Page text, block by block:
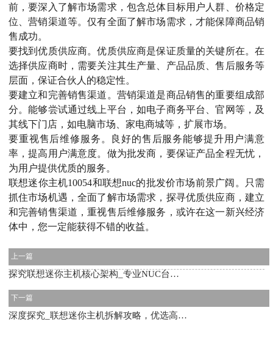
前，要深入了解市场需求，包含总体目标用户人群、价格定
位、营销渠道等。仅有全面了解市场需求，才能保障商品销
售成功。
要找到优质供应商。优质供应商是保证质量的关键所在。在
选择供应商时，需要关注其生产量、产品品质、售后服务等
层面，保证合伙人的稳定性。
要建立和完善销售渠道。营销渠道是商品销售的重要组成部
分。能够尝试通过线上平台，如电子商务平台、官网等，及
其线下门店，如电脑市场、家电商城等，扩展市场。
要重视售后维修服务。良好的售后服务能够提升用户满意
率，提高用户满意度。做为批发商，要保证产品全程无忧，
为用户提供优质的服务。
联想迷你主机10054和联想nuc的批发价市场前景广阔。只需
抓住市场机遇，全面了解市场需求，探寻优质供应商，建立
和完善销售渠道，重视售后维修服务，或许在这一新兴经济
体中，您一定能获得不错的收益。
上一篇
探究联想迷你主机核心架构_专业NUC台式机供应平台
下一篇
深度探究_联想迷你主机拆解攻略，优选高品质迷你电脑主机提供商